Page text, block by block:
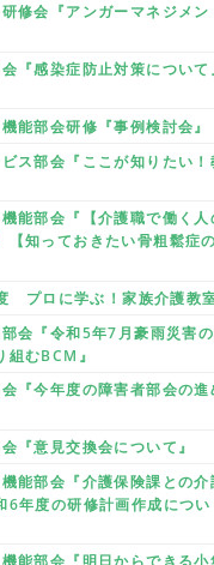
修会『アンガーマネジメン
『感染症防止対策について
部会研修『事例検討会』
ス部会『ここが知りたい！
能部会『【介護職で働く人
知っておきたい骨粗鬆症
プロに学ぶ！家族介護教
会『令和5年7月豪雨災害
むBCM』
『今年度の障害者部会の進
意見交換会について』
能部会『介護保険課との介
6年度の研修計画作成につい